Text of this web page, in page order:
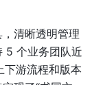
清晰透明管理
5 个业务团队近
游流程和版本